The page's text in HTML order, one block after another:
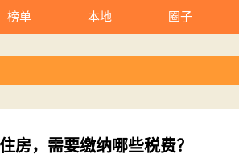
榜单 本地 圈子
房，需要缴纳哪些税费？